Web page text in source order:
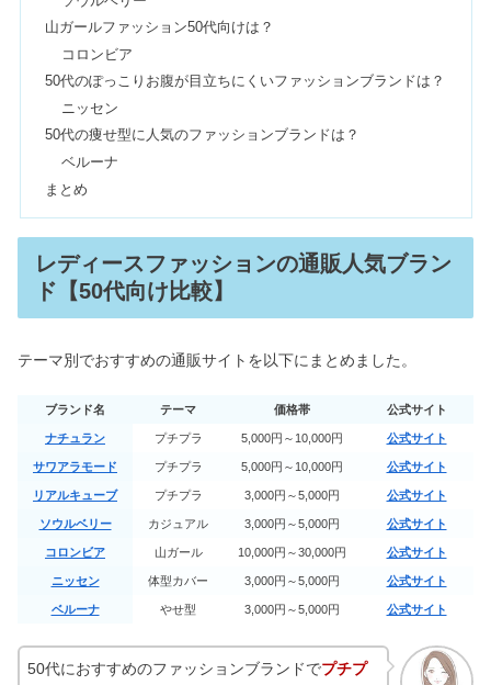
ポテンツァin福岡・天神で安いおすす
しいものランキング【8選】
バナナリパブリックはダサい？客層・
年齢層は50代？愛用芸能人も
クロエ財布の年齢層や芸能人！ミニ財
胃に優しい食べ物｜コンビニで買える
ランキング一覧【つわりにも】
サマンサタバサ年齢層は何歳向け？や
山ガールファッション50代向けは？
コロンビア
50代のぽっこりお腹が目立ちにくいファッションブランドは？
ニッセン
50代の痩せ型に人気のファッションブランドは？
ベルーナ
まとめ
レディースファッションの通販人気ブラン
ド【50代向け比較】
テーマ別でおすすめの通販サイトを以下にまとめました。
ブランド名 テーマ 価格帯 公式サイト
ナチュラン プチプラ 5,000円～10,000円 公式サイト
サワアラモード プチプラ 5,000円～10,000円 公式サイト
リアルキューブ プチプラ 3,000円～5,000円 公式サイト
ソウルベリー カジュアル 3,000円～5,000円 公式サイト
コロンビア 山ガール 10,000円～30,000円 公式サイト
ニッセン 体型カバー 3,000円～5,000円 公式サイト
ベルーナ やせ型 3,000円～5,000円 公式サイト
50代におすすめのファッションブランドでプチプ